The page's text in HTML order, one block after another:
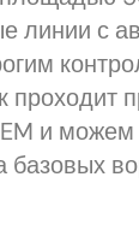
линии с
проходит
и можем